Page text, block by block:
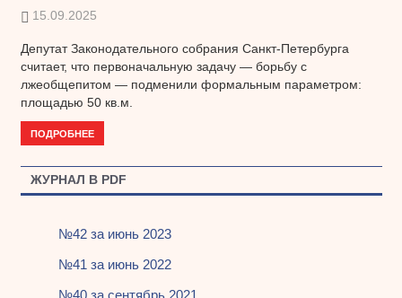
15.09.2025
Депутат Законодательного собрания Санкт-Петербурга
считает, что первоначальную задачу — борьбу с
лжеобщепитом — подменили формальным параметром:
площадью 50 кв.м.
ПОДРОБНЕЕ
ЖУРНАЛ В PDF
№42 за июнь 2023
№41 за июнь 2022